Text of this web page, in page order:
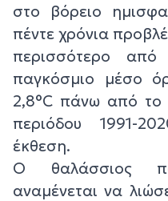
στο βόρειο
πέντε χρόνια
περισσότερο
παγκόσμιο μέσο
2,8°C πάνω από τo
περιόδου 1991-
έκθεση.
Ο θαλάσσιος
αναμένεται να